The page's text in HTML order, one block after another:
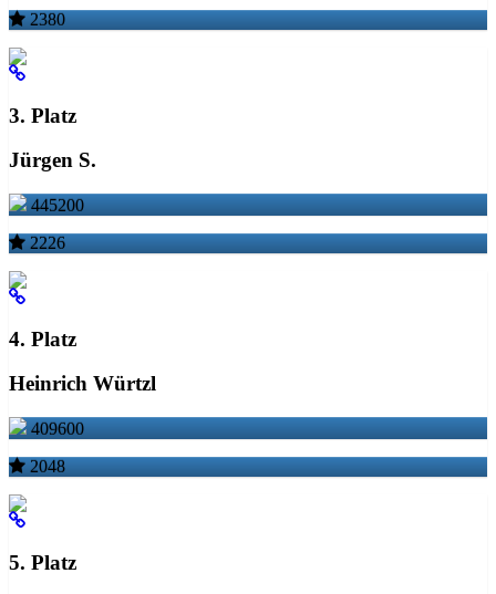
2380
3. Platz
Jürgen S.
445200
2226
4. Platz
Heinrich Würtzl
409600
2048
5. Platz